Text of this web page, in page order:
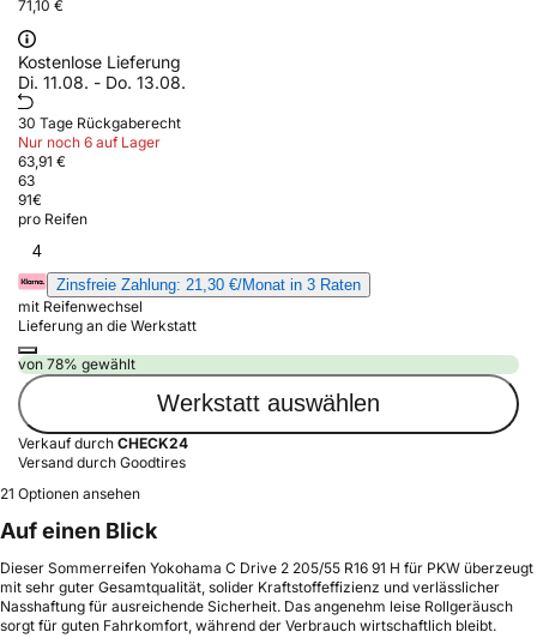
71,10 €
Kostenlose Lieferung
Di. 11.08. - Do. 13.08.
30 Tage Rückgaberecht
Nur noch 6 auf Lager
63,91 €
63
91€
pro Reifen
4
Zinsfreie Zahlung: 21,30 €/Monat in 3 Raten
mit Reifenwechsel
Lieferung an die Werkstatt
von 78% gewählt
Werkstatt auswählen
Verkauf durch CHECK24
Versand durch Goodtires
21 Optionen ansehen
Auf einen Blick
Dieser Sommerreifen Yokohama C Drive 2 205/55 R16 91 H für PKW überzeugt
mit sehr guter Gesamtqualität, solider Kraftstoffeffizienz und verlässlicher
Nasshaftung für ausreichende Sicherheit. Das angenehm leise Rollgeräusch
sorgt für guten Fahrkomfort, während der Verbrauch wirtschaftlich bleibt.